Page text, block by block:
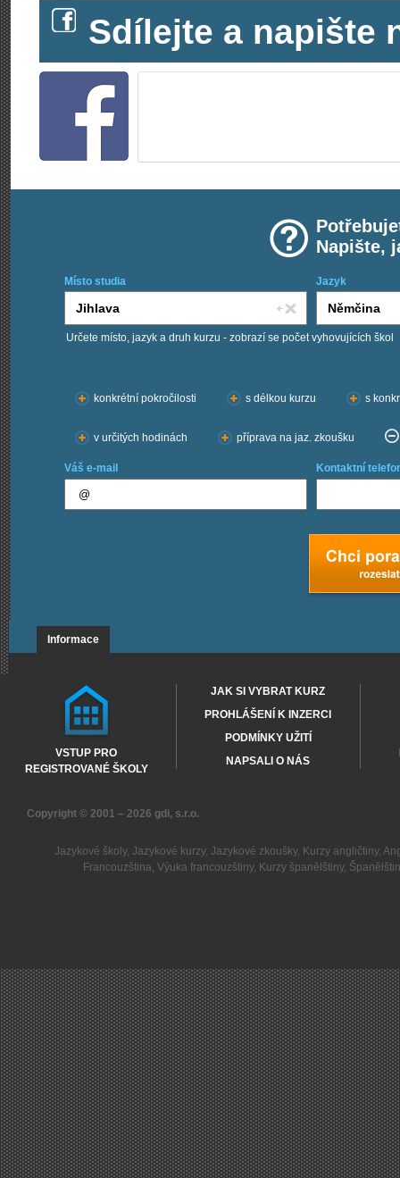
Sdílejte a napište
Napište,
Místo studia Jazyk
Určete místo, jazyk a druh kurzu - zobrazí se počet vyhovujících škol
konkrétní pokročilosti
s délkou kurzu s
v určitých hodinách příprava na jaz. zkoušku
Váš e-mail Kontaktní
Informace
VSTUP PRO
REGISTROVANÉ ŠKOLY
JAK SI VYBRAT KURZ
PROHLÁŠENÍ K INZERCI
PODMÍNKY UŽITÍ
NAPSALI O NÁS
Copyright © 2001 – 2026 gdi, s.r.o.
Jazykové školy, Jazykové kurzy, Jazykové zkoušky, Kurzy angličtiny,
Francouzština,Výuka francouzštiny, Kurzy španělštiny,